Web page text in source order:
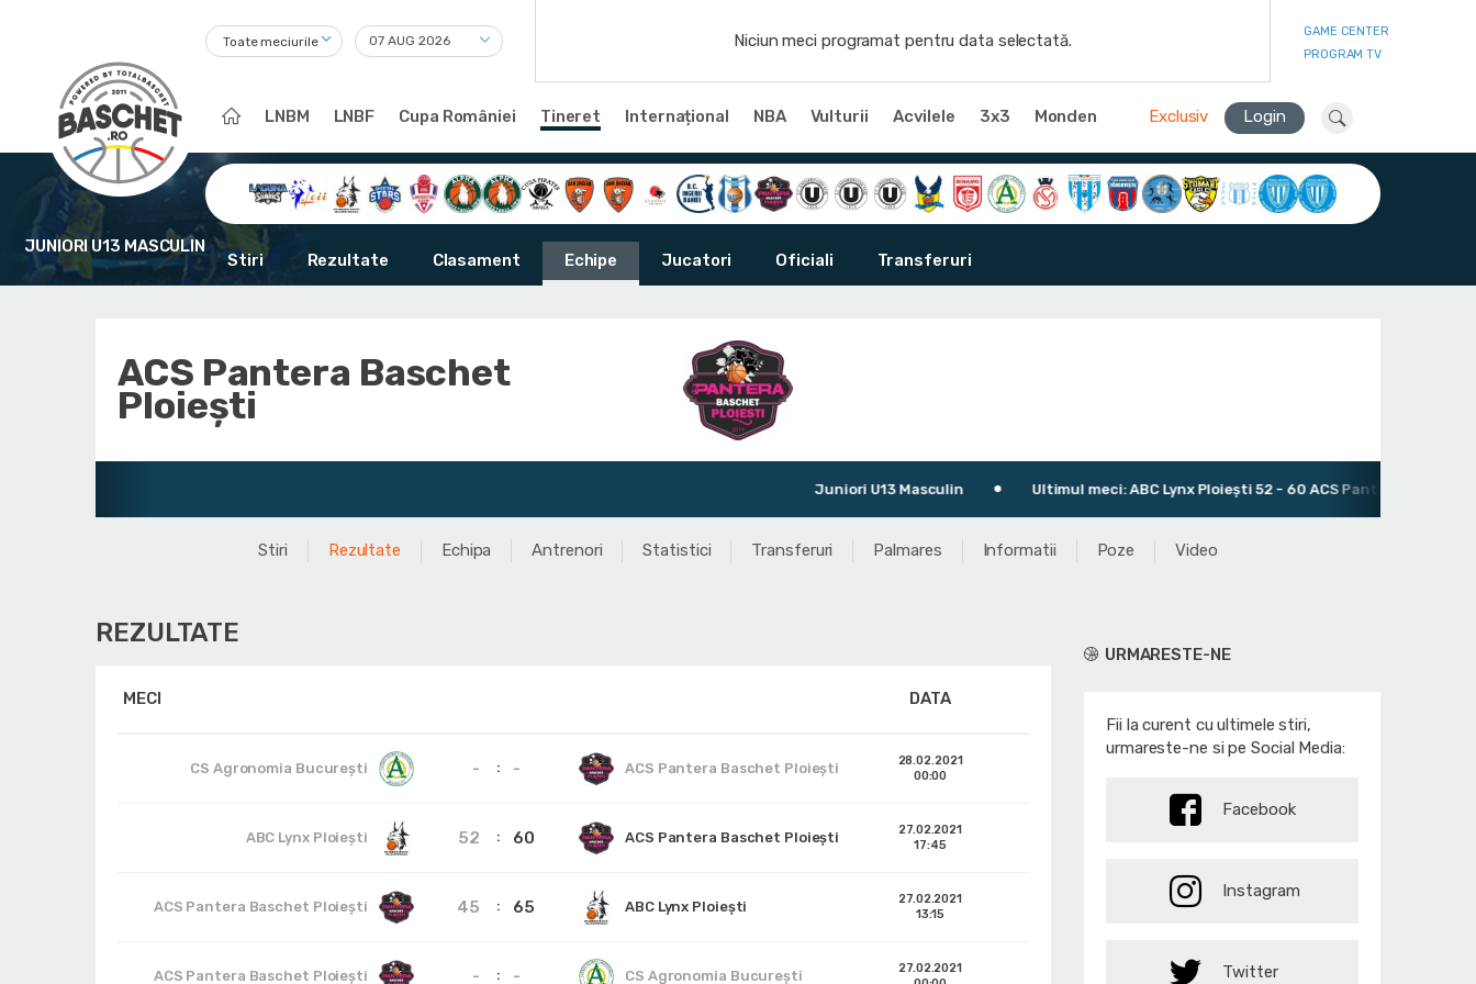
Toate meciurile Niciun meci programat pentru data selectată.
GAME CENTER
PROGRAM TV
LNBM LNBF Cupa României Tineret Internațional NBA Vulturii Acvilele 3x3 Monden Exclusiv Login
JUNIORI U13 MASCULIN
Stiri Rezultate Clasament Echipe Jucatori Oficiali Transferuri
ACS Pantera Baschet
Ploiești
Juniori U13 Masculin Ultimul meci: ABC Lynx Ploiești 52 - 60 ACS Pantera Baschet
Stiri Rezultate Echipa Antrenori Statistici Transferuri Palmares Informatii Poze Video
REZULTATE
MECI DATA
CS Agronomia București - - ACS Pantera Baschet Ploiești
28.02.2021
00:00
ABC Lynx Ploiești 52 60 ACS Pantera Baschet Ploiești
27.02.2021
17:45
ACS Pantera Baschet Ploiești 45 65 ABC Lynx Ploiești
27.02.2021
13:15
ACS Pantera Baschet Ploiești - - CS Agronomia București
27.02.2021
URMARESTE-NE
Fii la curent cu ultimele stiri,
urmareste-ne si pe Social Media:
Facebook
Instagram
Twitter